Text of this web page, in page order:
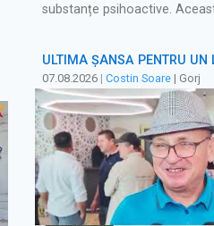
substanțe psihoactive.
ULTIMA ȘANSĂ PENTRU UN
07.08.2026 | Costin Soare | Gorj